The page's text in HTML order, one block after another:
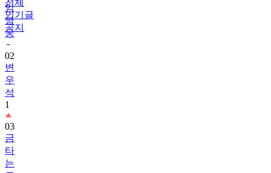
인기글
공지
임
영
웅
02
변
우
석
1
03
금
타
는